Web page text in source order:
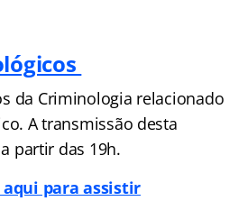
da Criminologia relacionado
A transmissão desta
partir das 19h.
aqui para assistir